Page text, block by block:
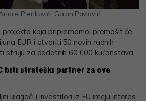
Plenković i Goran Pavlović.
projekta koja pripremamo, premašit će
EUR i otvoriti 50 novih radnih
struju za dodatnih 60 000 kućanstava.
biti strateški partner za ove
ulagači i investitori iz EU imaju interes